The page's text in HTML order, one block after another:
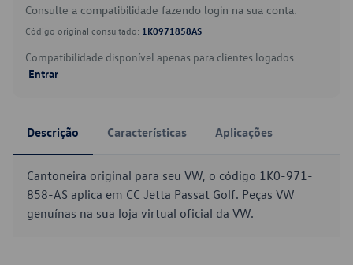
Consulte a compatibilidade fazendo login na sua conta.
Código original consultado: 1K0971858AS
Compatibilidade disponível apenas para clientes logados.
Entrar
Descrição Características Aplicações
Cantoneira original para seu VW, o código 1K0-971-
858-AS aplica em CC Jetta Passat Golf. Peças VW
genuínas na sua loja virtual oficial da VW.